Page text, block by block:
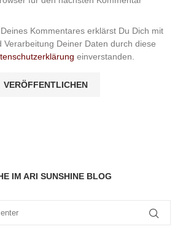
Kommentares erklärst Du Dich mit
Verarbeitung Deiner Daten durch diese
einverstanden.
IM ARI SUNSHINE BLOG